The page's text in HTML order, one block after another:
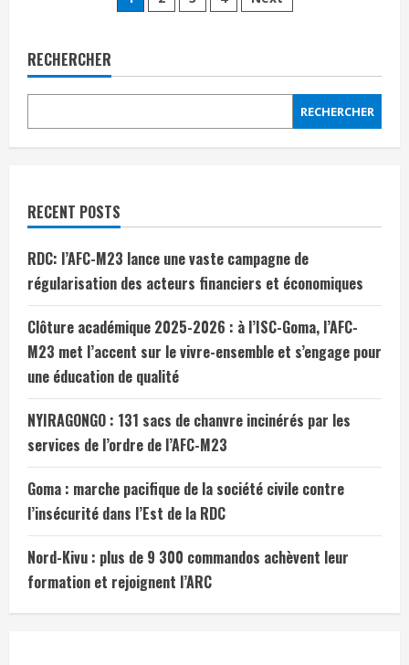
RECHERCHER
RECHERCHER
RECENT POSTS
RDC: l’AFC-M23 lance une vaste campagne de
régularisation des acteurs financiers et économiques
Clôture académique 2025-2026 : à l’ISC-Goma, l’AFC-
M23 met l’accent sur le vivre-ensemble et s’engage pour
une éducation de qualité
NYIRAGONGO : 131 sacs de chanvre incinérés par les
services de l’ordre de l’AFC-M23
Goma : marche pacifique de la société civile contre
l’insécurité dans l’Est de la RDC
Nord-Kivu : plus de 9 300 commandos achèvent leur
formation et rejoignent l’ARC